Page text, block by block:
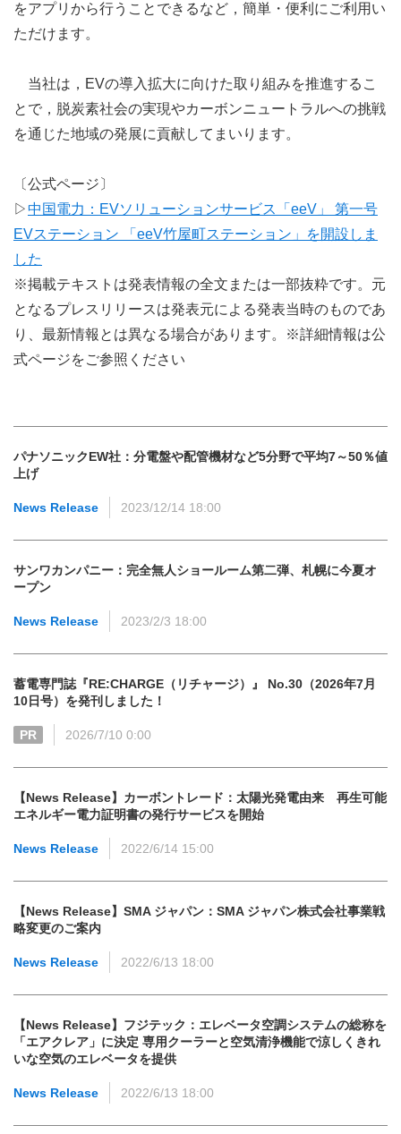
をアプリから行うことできるなど，簡単・便利にご利用い
ただけます。
当社は，EVの導入拡大に向けた取り組みを推進するこ
とで，脱炭素社会の実現やカーボンニュートラルへの挑戦
を通じた地域の発展に貢献してまいります。
〔公式ページ〕
▷中国電力：EVソリューションサービス「eeV」 第一号
EVステーション 「eeV竹屋町ステーション」を開設しま
した
※掲載テキストは発表情報の全文または一部抜粋です。元
となるプレスリリースは発表元による発表当時のものであ
り、最新情報とは異なる場合があります。※詳細情報は公
式ページをご参照ください
パナソニックEW社：分電盤や配管機材など5分野で平均7～50％値
上げ
News Release 2023/12/14 18:00
サンワカンパニー：完全無人ショールーム第二弾、札幌に今夏オ
ープン
News Release 2023/2/3 18:00
蓄電専門誌『RE:CHARGE（リチャージ）』 No.30（2026年7月
10日号）を発刊しました！
PR 2026/7/10 0:00
【News Release】カーボントレード：太陽光発電由来 再生可能
エネルギー電力証明書の発行サービスを開始
News Release 2022/6/14 15:00
【News Release】SMA ジャパン：SMA ジャパン株式会社事業戦
略変更のご案内
News Release 2022/6/13 18:00
【News Release】フジテック：エレベータ空調システムの総称を
「エアクレア」に決定 専用クーラーと空気清浄機能で涼しくきれ
いな空気のエレベータを提供
News Release 2022/6/13 18:00